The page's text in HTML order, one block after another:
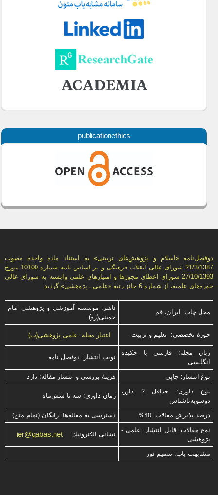
publicationethics
دوفصل‌نامه «اسلام و پژوهش‌های تربيتی» به استناد ماده واحده مصوب
21/3/1387 شورای عالی انقلاب فرهنگی و بر اساس نامه شماره 10100 مورخ
27/10/1393 شورای اعطای مجوزها و امتيازهای علمی وابسته به شورای عالی
حوزه‌های علميه، از شماره 6 حائز رتبه «علمی ـ پژوهشی» گرديد
محل چاپ: ایران، قم
ناشر: موسسه آموزشی و پژوهشی امام
خمینی(ره)
حوزۀ تخصصی: تعلیم و تربیت اعتبار مجله: علمی پژوهشی(ب)
زبان مجله: فارسی با چكیده
انگلیسی
نوبت انتشار: دوفصل نامه
نوع انتشار: چاپی
هزینۀ بررسی و انتشار مقاله: دارد
نوع داوری: حداقل 2 داور،
دوسویه‌ناشناس
زمان داوری: سه تا شش‌ماه
درصد پذیرش مقالات: 40%
دسترسی به مقاله‌ها: رایگان (تمام متن)
نوع مقالات: قابل انتشار: علمی -
پژوهشی
نشانی الكترونیك: ier@qabas.net
مشابهت ياب: سميم نور